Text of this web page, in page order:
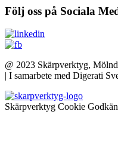
Följ oss på Sociala
@ 2023 Skärpverktyg,
| I samarbete med Digerati
Skärpverktyg Cookie